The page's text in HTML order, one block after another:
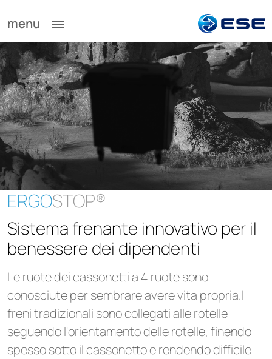
menu
ERGOSTOP®
Sistema frenante innovativo per il
benessere dei dipendenti
Le ruote dei cassonetti a 4 ruote sono
conosciute per sembrare avere vita propria.I
freni tradizionali sono collegati alle rotelle
seguendo l'orientamento delle rotelle, finendo
spesso sotto il cassonetto e rendendo difficile